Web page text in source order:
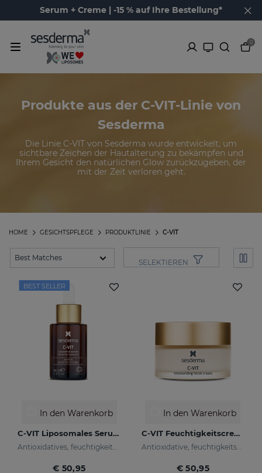
Serum + Creme | -15 % auf Ihre Bestellung*
0
Produkte aus der C-VIT-Linie von
Sesderma
Die Linie C-VIT von Sesderma wurde entwickelt, um
sichtbare Zeichen der Hautalterung zu bekämpfen und
Ihrem Gesicht den natürlichen Glow zurückzugeben, der
mit der Zeit verloren geht.
C-VIT
PRODUKTLINIE
GESICHTSPFLEGE
HOME
SELEKTIEREN
BEST SELLER
In den Warenkorb
C-VIT Liposomales Serum
Antioxidatives, feuchtigkeitsspendendes, faltenhemmendes und aufhellendes Serum
€ 50,95
In den Warenkorb
C-VIT Feuchtigkeitscreme
Antioxidative, feuchtigkeitsspendende, faltenhemmende und aufhellende Creme
€ 50,95